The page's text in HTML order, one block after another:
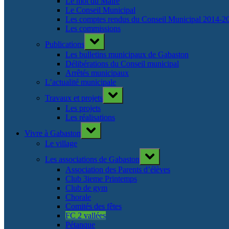
Le Conseil Municipal
Les comptes rendus du Conseil Municipal 2014-
Les commissions
Publications
Toggle
sub-
menu
Les bulletins municipaux de Gabaston
Délibérations du Conseil municipal
Arrêtés municipaux
L’actualité municipale
Travaux et projets
Toggle
sub-
Les projets
Les réalisations
Vivre à Gabaston
Toggle
sub-
Le village
Les associations de Gabaston
Toggle
sub-
menu
Association des Parents d’élèves
Club 3ieme Printemps
Club de gym
Chorale
Comités des fêtes
FC 2 vallées
Pétanque